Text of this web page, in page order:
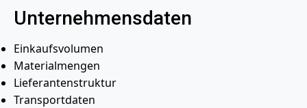
Unternehmensdaten
Einkaufsvolumen
Materialmengen
Lieferantenstruktur
Transportdaten